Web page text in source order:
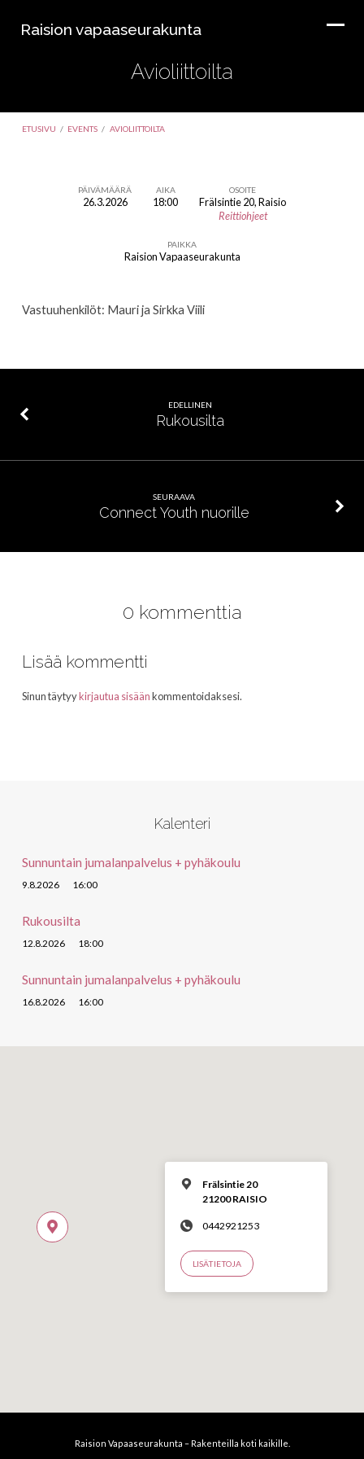
Raision vapaaseurakunta
Avioliittoilta
ETUSIVU / EVENTS / AVIOLIITTOILTA
PÄIVÄMÄÄRÄ
26.3.2026
AIKA
18:00
OSOITE
Frälsintie 20, Raisio
Reittiohjeet
PAIKKA
Raision Vapaaseurakunta
Vastuuhenkilöt: Mauri ja Sirkka Viili
EDELLINEN
Rukousilta
SEURAAVA
Connect Youth nuorille
0 kommenttia
Lisää kommentti
Sinun täytyykirjautua sisäänkommentoidaksesi.
Kalenteri
Sunnuntain jumalanpalvelus + pyhäkoulu
9.8.2026 16:00
Rukousilta
12.8.2026 18:00
Sunnuntain jumalanpalvelus + pyhäkoulu
16.8.2026 16:00
Frälsintie 20
21200 RAISIO
0442921253
LISÄTIETOJA
Raision Vapaaseurakunta – Rakenteilla koti kaikille.